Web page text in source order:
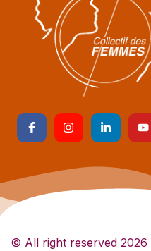
© All right reserved 2026